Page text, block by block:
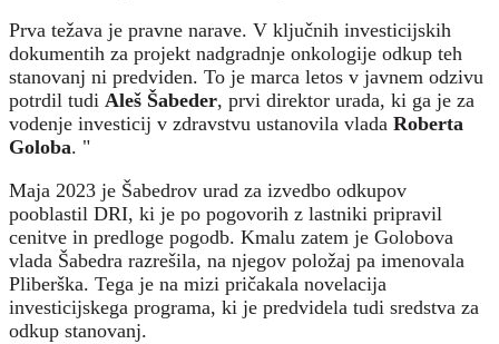
Prva težava je pravne narave. V ključnih investicijskih
dokumentih za projekt nadgradnje onkologije odkup teh
stanovanj ni predviden. To je marca letos v javnem odzivu
potrdil tudi Aleš Šabeder, prvi direktor urada, ki ga je za
vodenje investicij v zdravstvu ustanovila vlada Roberta
Goloba. "
Maja 2023 je Šabedrov urad za izvedbo odkupov
pooblastil DRI, ki je po pogovorih z lastniki pripravil
cenitve in predloge pogodb. Kmalu zatem je Golobova
vlada Šabedra razrešila, na njegov položaj pa imenovala
Pliberška. Tega je na mizi pričakala novelacija
investicijskega programa, ki je predvidela tudi sredstva za
odkup stanovanj.